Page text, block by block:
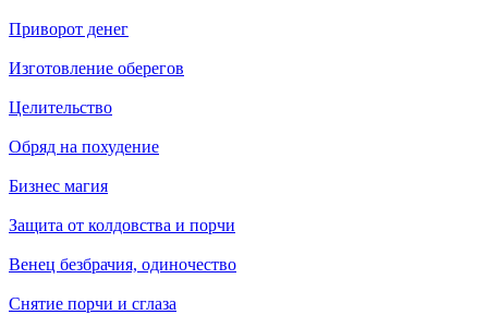
Приворот денег
Изготовление оберегов
Целительство
Обряд на похудение
Бизнес магия
Защита от колдовства и порчи
Венец безбрачия, одиночество
Снятие порчи и сглаза